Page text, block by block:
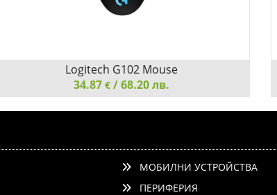
Logitech G102 Mouse
34.87 € / 68.20 лв.
МОБИЛНИ УСТРОЙСТВА
ПЕРИФЕРИЯ